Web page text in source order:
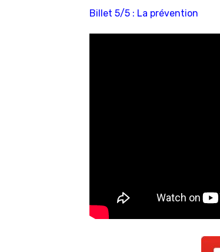
Billet 5/5 : La prévention